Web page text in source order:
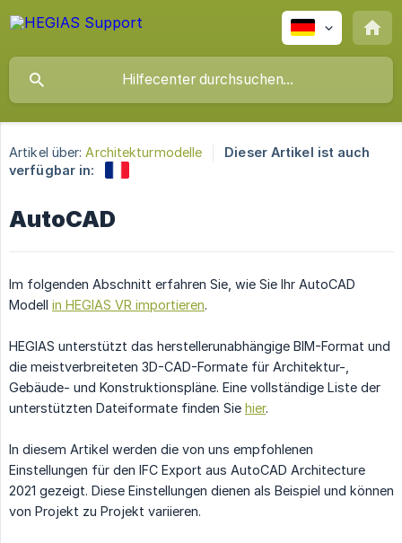
Artikel über: Architekturmodelle
Dieser Artikel ist auch
verfügbar in:
AutoCAD
Im folgenden Abschnitt erfahren Sie, wie Sie Ihr AutoCAD
Modell in HEGIAS VR importieren.
HEGIAS unterstützt das herstellerunabhängige BIM-Format und
die meistverbreiteten 3D-CAD-Formate für Architektur-,
Gebäude- und Konstruktionspläne. Eine vollständige Liste der
unterstützten Dateiformate finden Sie hier.
In diesem Artikel werden die von uns empfohlenen
Einstellungen für den IFC Export aus AutoCAD Architecture
2021 gezeigt. Diese Einstellungen dienen als Beispiel und können
von Projekt zu Projekt variieren.